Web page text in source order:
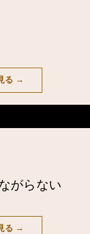
る →
がらない
る →